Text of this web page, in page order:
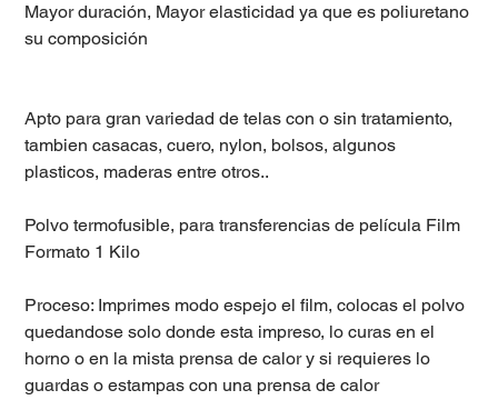
Mayor duración, Mayor elasticidad ya que es poliuretano
su composición
Apto para gran variedad de telas con o sin tratamiento,
tambien casacas, cuero, nylon, bolsos, algunos
plasticos, maderas entre otros..
Polvo termofusible, para transferencias de película Film
Formato 1 Kilo
Proceso: Imprimes modo espejo el film, colocas el polvo
quedandose solo donde esta impreso, lo curas en el
horno o en la mista prensa de calor y si requieres lo
guardas o estampas con una prensa de calor